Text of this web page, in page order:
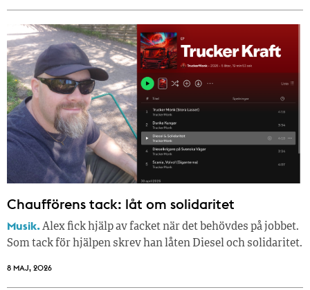
Chaufförens tack: låt om solidaritet
Musik.Alex fick hjälp av facket när det behövdes på jobbet.
Som tack för hjälpen skrev han låten Diesel och solidaritet.
8 MAJ, 2026